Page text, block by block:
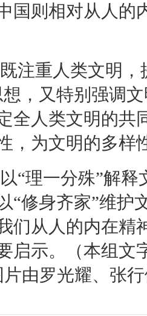
国则相对从人的
注重人类文明
想，又特别强调
全人类文明的共
，为文明的多样
“理一分殊”解
“修身齐家”维护
们从人的内在精
启示。（本组文
由罗光耀、张